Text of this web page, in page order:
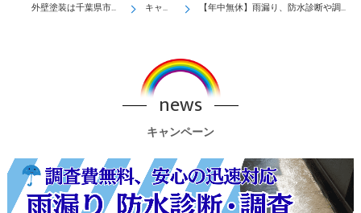
外壁塗装は千葉県市川市の遠藤建装へ！ キャンペーン 【年中無休】雨漏り、防水診断や調査は遠藤建装にお任せください！
キャンペーン
news